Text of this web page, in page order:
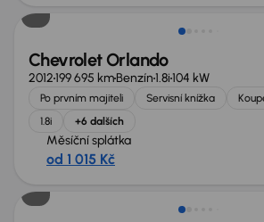
Chevrolet Orlando
2012199 695 kmBenzín1.8i104 kW
Po prvním majiteli Servisní knížka
1.8i
+6 dalších
Měsíční splátka
od 1 015 Kč